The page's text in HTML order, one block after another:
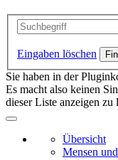
Eingaben löschen
Sie haben in der
Es macht also keinen
dieser Liste anzeigen zu
Übersicht
Mensen